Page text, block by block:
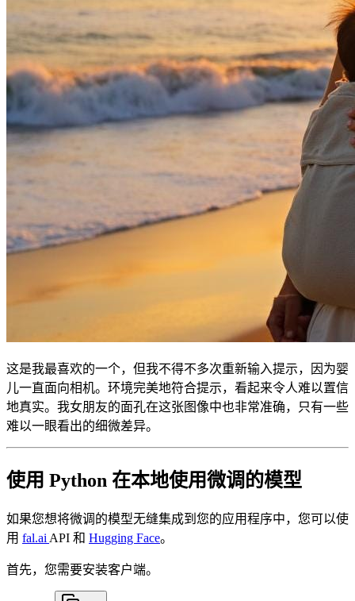
这是我最喜欢的一个，但我不得不多次重新输入提示，因为婴
儿一直面向相机。环境完美地符合提示，看起来令人难以置信
地真实。我女朋友的面孔在这张图像中也非常准确，只有一些
难以一眼看出的细微差异。
使用 Python 在本地使用微调的模型
如果您想将微调的模型无缝集成到您的应用程序中，您可以使
用 fal.ai API 和 Hugging Face。
首先，您需要安装客户端。